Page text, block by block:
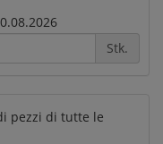
Stk.
pezzi di tutte le